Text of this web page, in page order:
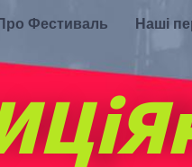
Фестиваль Наші